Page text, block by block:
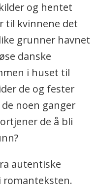
og hentet
til kvinnene det
grunner havnet
danske
i huset til
de og fester
noen ganger
de å bli
autentiske
romanteksten.